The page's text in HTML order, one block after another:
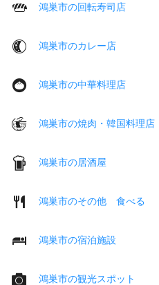
鴻巣市の回転寿司店
鴻巣市のカレー店
鴻巣市の中華料理店
鴻巣市の焼肉・韓国料理店
鴻巣市の居酒屋
鴻巣市のその他 食べる
鴻巣市の宿泊施設
鴻巣市の観光スポット